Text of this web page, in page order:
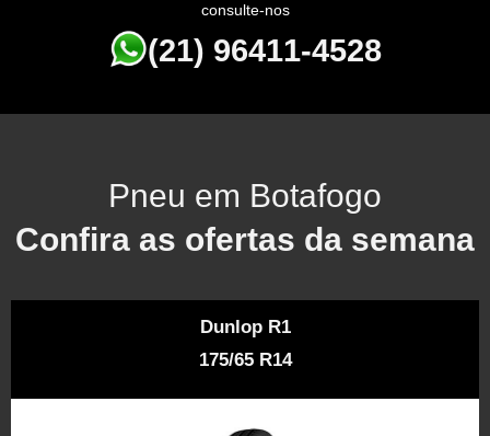
consulte-nos
(21) 96411-4528
Pneu em Botafogo
Confira as ofertas da semana
Dunlop R1
175/65 R14